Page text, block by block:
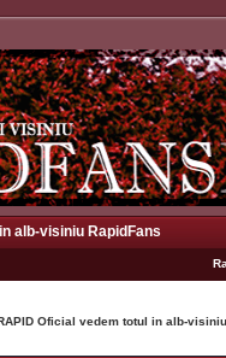
alb-visiniu RapidFans
Oficial vedem totul in alb-